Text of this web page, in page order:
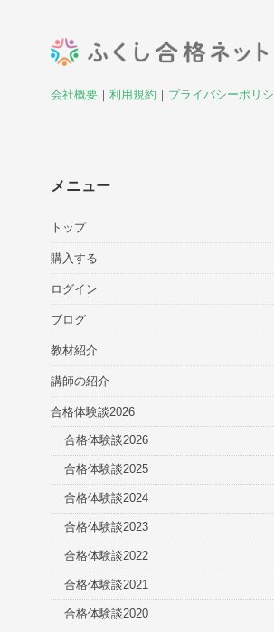
会社概要 ｜ 利用規約 ｜ プライバシーポリ
メニュー
トップ
購入する
ログイン
ブログ
教材紹介
講師の紹介
合格体験談2026
合格体験談2026
合格体験談2025
合格体験談2024
合格体験談2023
合格体験談2022
合格体験談2021
合格体験談2020